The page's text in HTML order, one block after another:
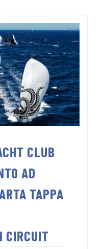
CLUB
AD
TAPPA
CIRCUIT